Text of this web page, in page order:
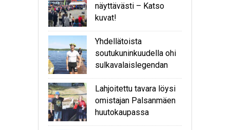
näyttävästi – Katso
kuvat!
Yhdellätoista
soutukuninkuudella ohi
sulkavalaislegendan
Lahjoitettu tavara löysi
omistajan Palsanmäen
huutokaupassa